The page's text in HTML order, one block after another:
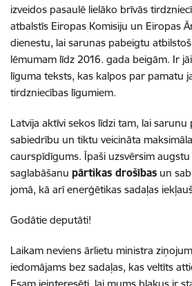
izveidos pasaulē lielāko brīvās
atbalstīs Eiropas Komisiju un Eiropas
dienestu, lai sarunas pabeigtu
lēmumam līdz 2016. gada beigām. Ir
līguma teksts, kas kalpos par pamatu
tirdzniecības līgumiem.
Latvija aktīvi sekos līdzi tam, lai sarunu
sabiedrību un tiktu veicināta
caurspīdīgums. Īpaši uzsvērsim
saglabāšanu pārtikas drošības un
jomā, kā arī enerģētikas sadaļas
Godātie deputāti!
Laikam neviens ārlietu ministra
iedomājams bez sadaļas, kas veltīts
Esam ieinteresēti, lai mums blakus ir